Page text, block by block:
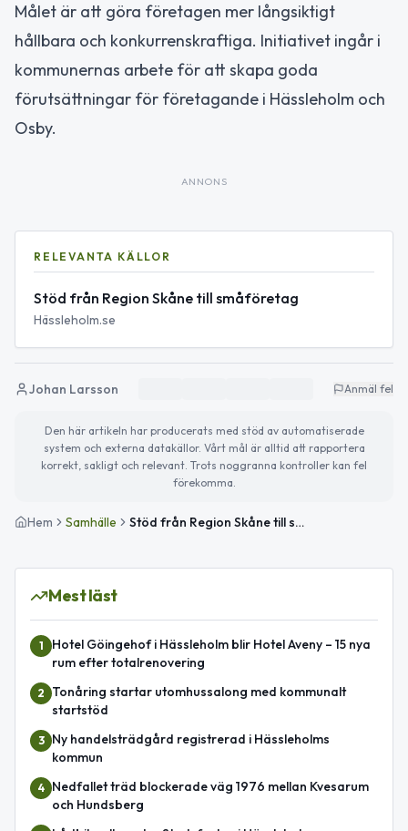
Målet är att göra företagen mer långsiktigt
hållbara och konkurrenskraftiga. Initiativet ingår i
kommunernas arbete för att skapa goda
förutsättningar för företagande i Hässleholm och
Osby.
ANNONS
RELEVANTA KÄLLOR
Stöd från Region Skåne till småföretag
Hässleholm.se
Johan Larsson Anmäl fel
Den här artikeln har producerats med stöd av automatiserade
system och externa datakällor. Vårt mål är alltid att rapportera
korrekt, sakligt och relevant. Trots noggranna kontroller kan fel
förekomma.
Hem Samhälle Stöd från Region Skåne till småföretag i Hässleholm och Osby
Mest läst
1
Hotel Göingehof i Hässleholm blir Hotel Aveny – 15 nya
rum efter totalrenovering
2
Tonåring startar utomhussalong med kommunalt
startstöd
3
Ny handelsträdgård registrerad i Hässleholms
kommun
4
Nedfallet träd blockerade väg 1976 mellan Kvesarum
och Hundsberg